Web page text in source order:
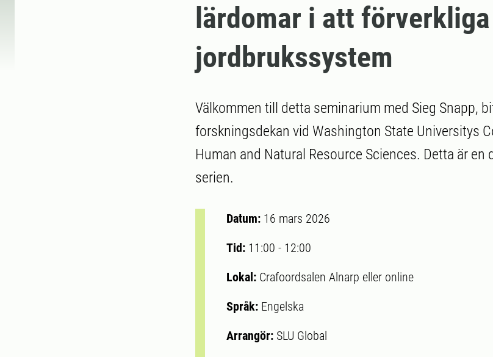
lärdomar i att
jordbrukssystem
Välkommen till detta seminarium med Sieg Snapp,
forskningsdekan vid Washington State Universitys
Human and Natural Resource Sciences. Detta är en
serien.
Datum: 16 mars 2026
Tid: 11:00 - 12:00
Lokal: Crafoordsalen Alnarp eller online
Språk: Engelska
Arrangör: SLU Global